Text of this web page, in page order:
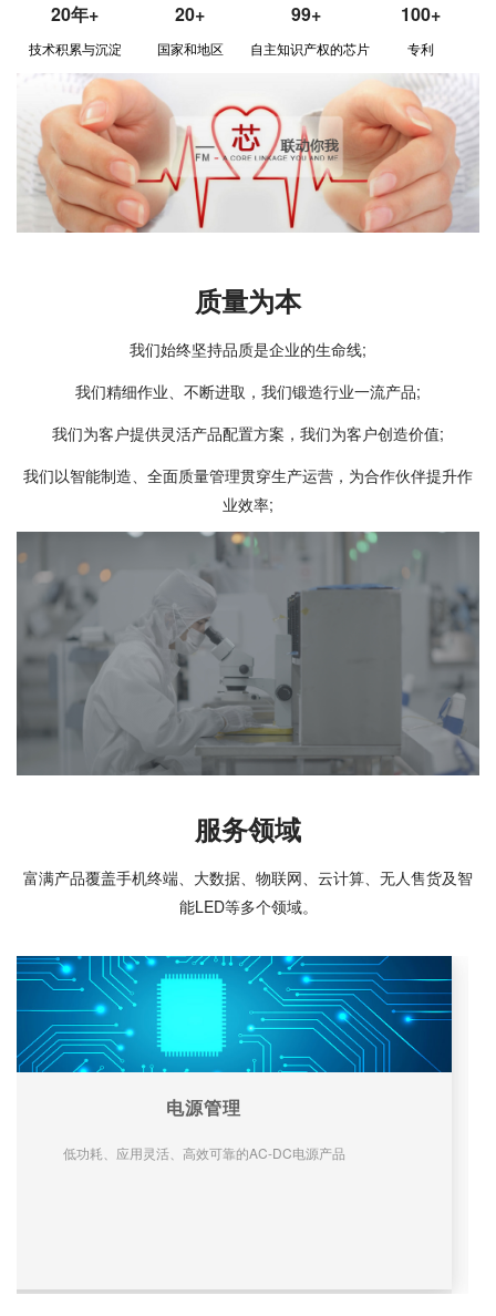
控股子公司“云矽半导体”成立
2014
7月
富满电子完成股份制改造暨深圳市富满电子集团股份
有限公司成立
富满电子有限公司观澜分公司封装测试厂成立
富满电子全资子公司“鑫恒富”成立
4月
富满电子有限公司南山分公司成立
富满电子有限公司成立
20年+
技术积累与沉淀
20+
国家和地区
99+
自主知识产权的芯片
100+
专利
质量为本
我们始终坚持品质是企业的生命线;
我们精细作业、不断进取，我们锻造行业一流产品;
我们为客户提供灵活产品配置方案，我们为客户创造价值;
我们以智能制造、全面质量管理贯穿生产运营，为合作伙伴提升作
业效率;
服务领域
富满产品覆盖手机终端、大数据、物联网、云计算、无人售货及智
能LED等多个领域。
电源管理
低功耗、应用灵活、高效可靠的AC-DC电源产品